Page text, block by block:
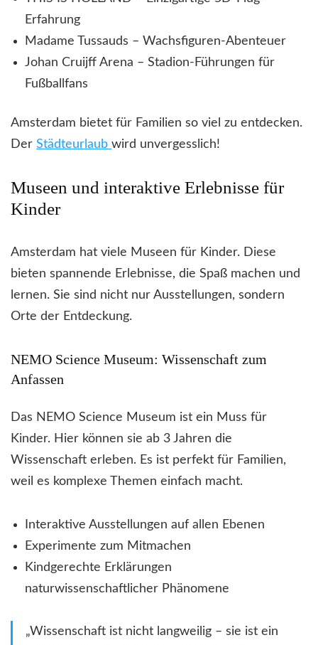
Erfahrung
Madame Tussauds – Wachsfiguren-Abenteuer
Johan Cruijff Arena – Stadion-Führungen für
Fußballfans
Amsterdam bietet für Familien so viel zu entdecken.
Der Städteurlaub wird unvergesslich!
Museen und interaktive Erlebnisse für
Kinder
Amsterdam hat viele Museen für Kinder. Diese
bieten spannende Erlebnisse, die Spaß machen und
lernen. Sie sind nicht nur Ausstellungen, sondern
Orte der Entdeckung.
NEMO Science Museum: Wissenschaft zum
Anfassen
Das NEMO Science Museum ist ein Muss für
Kinder. Hier können sie ab 3 Jahren die
Wissenschaft erleben. Es ist perfekt für Familien,
weil es komplexe Themen einfach macht.
Interaktive Ausstellungen auf allen Ebenen
Experimente zum Mitmachen
Kindgerechte Erklärungen
naturwissenschaftlicher Phänomene
„Wissenschaft ist nicht langweilig – sie ist ein